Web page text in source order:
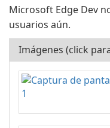
Microsoft Edge Dev
usuarios aún.
Imágenes (click